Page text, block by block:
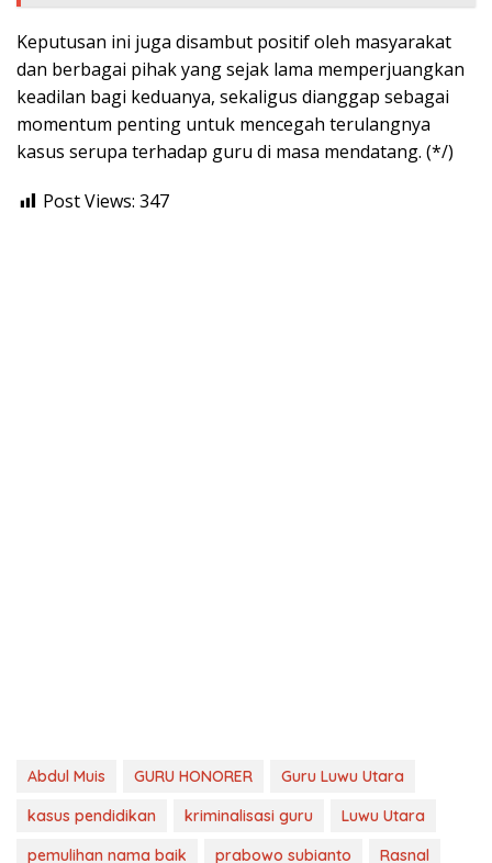
Keputusan ini juga disambut positif oleh masyarakat
dan berbagai pihak yang sejak lama memperjuangkan
keadilan bagi keduanya, sekaligus dianggap sebagai
momentum penting untuk mencegah terulangnya
kasus serupa terhadap guru di masa mendatang. (*/)
Post Views: 347
Abdul Muis GURU HONORER
Guru Luwu Utara
kasus pendidikan
kriminalisasi guru
Luwu Utara
pemulihan nama baik
prabowo subianto
Rasnal